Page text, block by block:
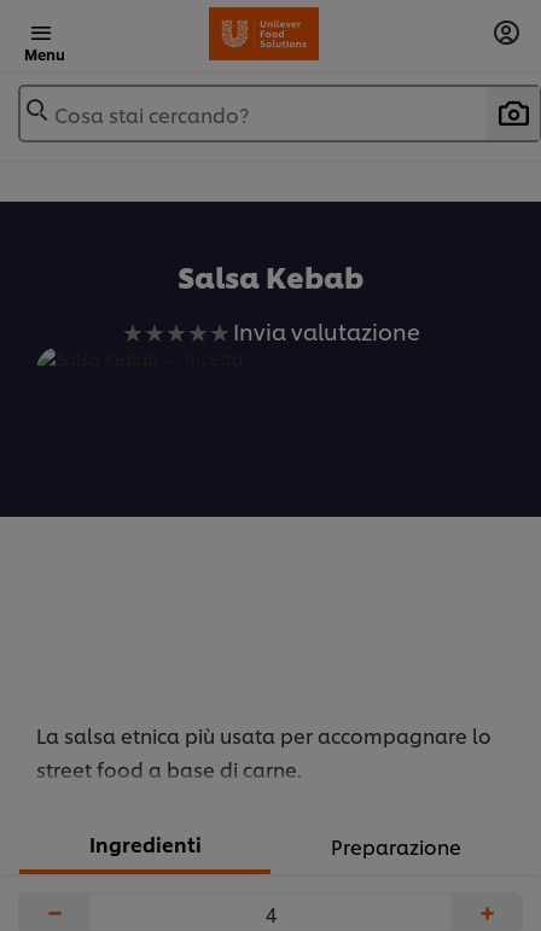
Menu
Cosa stai cercando?
Salsa Kebab
Nessuna
Invia valutazione
La salsa etnica più usata per accompagnare lo
street food a base di carne.
Ingredienti Preparazione
− +